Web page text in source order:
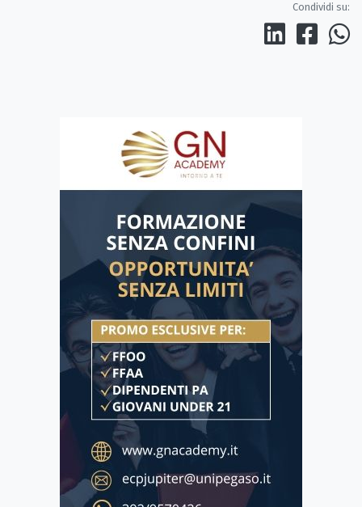
Condividi su: